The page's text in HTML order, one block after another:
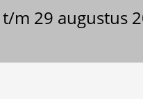
m 29 augustus